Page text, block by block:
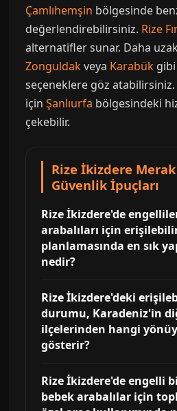
Çamlıhemşin bölgesinde
değerlendirebilirsiniz. Rize
alternatifler sunar. Daha
Zonguldakveya Karabük
seçeneklere göz
için Şanlıurfa bölgesindeki
çekebilir.
Rize İkizdere
Güvenlik İpuçları
Rize İkizdere'de
arabalıları için
planlamasında en sık
nedir?
Rize İkizdere'deki
durumu, Karadeniz'in
ilçelerinden hangi
gösterir?
Rize İkizdere'de engelli
bebek arabalılar için